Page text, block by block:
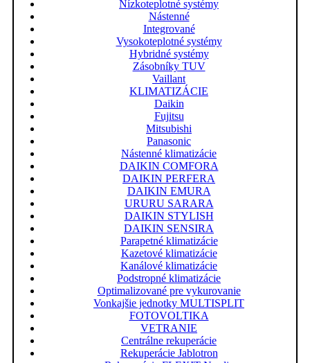
Nízkoteplotné systémy
Nástenné
Integrované
Vysokoteplotné systémy
Hybridné systémy
Zásobníky TUV
Vaillant
KLIMATIZÁCIE
Daikin
Fujitsu
Mitsubishi
Panasonic
Nástenné klimatizácie
DAIKIN COMFORA
DAIKIN PERFERA
DAIKIN EMURA
URURU SARARA
DAIKIN STYLISH
DAIKIN SENSIRA
Parapetné klimatizácie
Kazetové klimatizácie
Kanálové klimatizácie
Podstropné klimatizácie
Optimalizované pre vykurovanie
Vonkajšie jednotky MULTISPLIT
FOTOVOLTIKA
VETRANIE
Centrálne rekuperácie
Rekuperácie Jablotron